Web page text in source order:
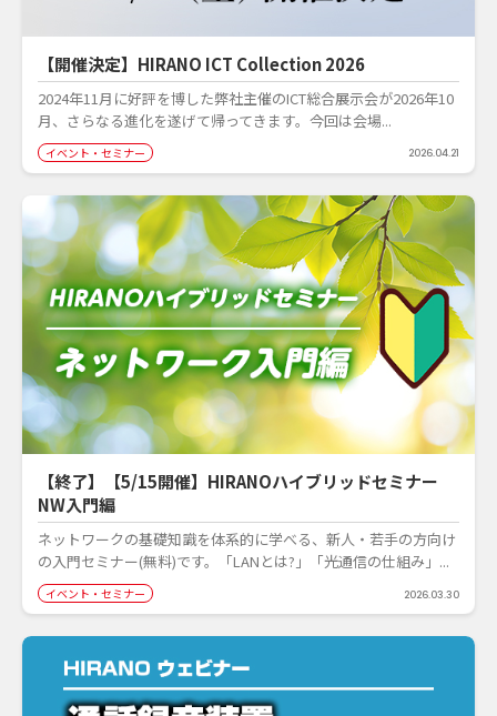
【開催決定】HIRANO ICT Collection 2026
2024年11月に好評を博した弊社主催のICT総合展示会が2026年10
月、さらなる進化を遂げて帰ってきます。今回は会場...
イベント・セミナー 2026.04.21
【終了】【5/15開催】HIRANOハイブリッドセミナー
NW入門編
ネットワークの基礎知識を体系的に学べる、新人・若手の方向け
の入門セミナー(無料)です。「LANとは?」「光通信の仕組み」...
イベント・セミナー 2026.03.30